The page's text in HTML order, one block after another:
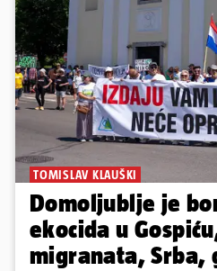
TOMISLAV KLAUŠKI
Domoljublje je
ekocida u
migranata, Srba,